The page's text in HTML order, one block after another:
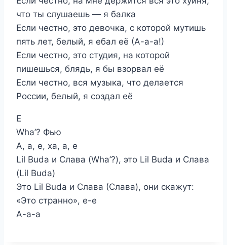
что ты слушаешь — я балка
Если честно, это девочка, с которой мутишь
пять лет, белый, я ебал её (А-а-а!)
Если честно, это студия, на которой
пишешься, блядь, я бы взорвал её
Если честно, вся музыка, что делается
России, белый, я создал её
Е
Wha’? Фью
А, а, е, ха, а, е
Lil Buda и Слава (Wha’?), это Lil Buda и Слава
(Lil Buda)
Это Lil Buda и Слава (Слава), они скажут:
«Это странно», е-е
А-а-а